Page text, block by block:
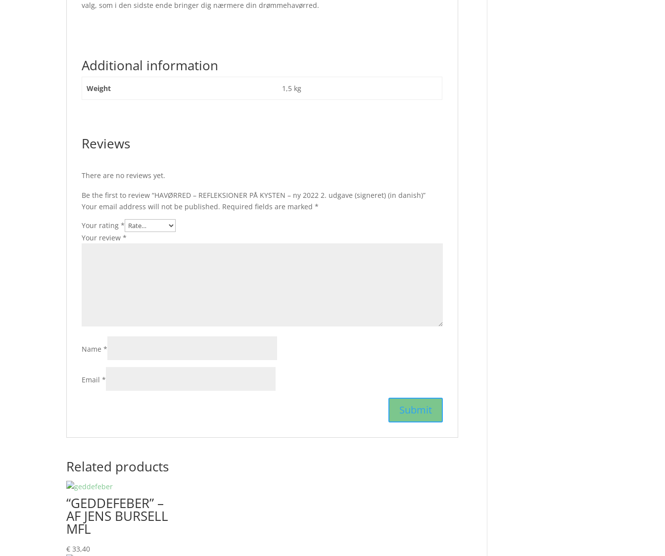
valg, som i den sidste ende bringer dig nærmere din drømmehavørred.
Additional information
Weight 1,5 kg
Reviews
There are no reviews yet.
Be the first to review “HAVØRRED – REFLEKSIONER PÅ KYSTEN – ny 2022 2. udgave (signeret) (in danish)”
Your email address will not be published. Required fields are marked*
Your rating*
Your review*
Name*
Email*
Related products
“GEDDEFEBER” –
AF JENS BURSELL
MFL
€ 33,40